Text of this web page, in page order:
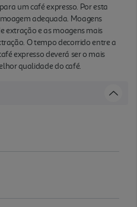
um café expresso. Por esta
adequada. Moagens
extração e as moagens mais
O tempo decorrido entre a
expresso deverá ser o mais
qualidade do café.